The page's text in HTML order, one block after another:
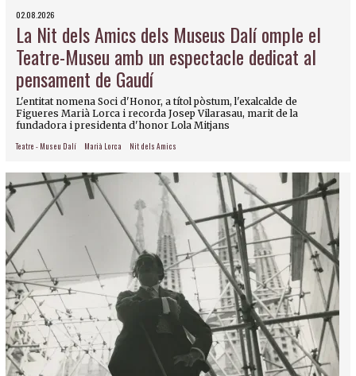
02.08.2026
La Nit dels Amics dels Museus Dalí omple el
Teatre-Museu amb un espectacle dedicat al
pensament de Gaudí
L'entitat nomena Soci d'Honor, a títol pòstum, l'exalcalde de
Figueres Marià Lorca i recorda Josep Vilarasau, marit de la
fundadora i presidenta d'honor Lola Mitjans
Teatre - Museu Dalí Marià Lorca Nit dels Amics